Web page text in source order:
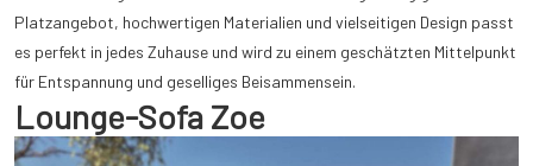
Platzangebot, hochwertigen Materialien und vielseitigen Design passt
es perfekt in jedes Zuhause und wird zu einem geschätzten Mittelpunkt
für Entspannung und geselliges Beisammensein.
Lounge-Sofa Zoe